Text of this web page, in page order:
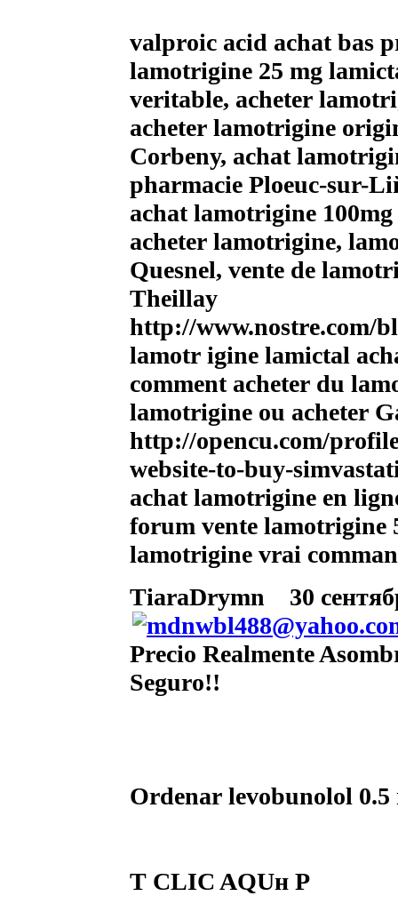
valproic acid achat bas
lamotrigine 25 mg
veritable, acheter
acheter lamotrigine
Corbeny, achat
pharmacie Ploeuc-sur-
achat lamotrigine
acheter lamotrigine,
Quesnel, vente de
Theillay
http://www.nostre.com/
lamotr igine lamictal
comment acheter du
lamotrigine ou acheter
http://opencu.com/
website-to-buy-
achat lamotrigine en
forum vente lamotrigine
lamotrigine vrai
TiaraDrymn
30
Precio Realmente
Seguro!!
Ordenar levobunolol
Т CLIC AQUн Р